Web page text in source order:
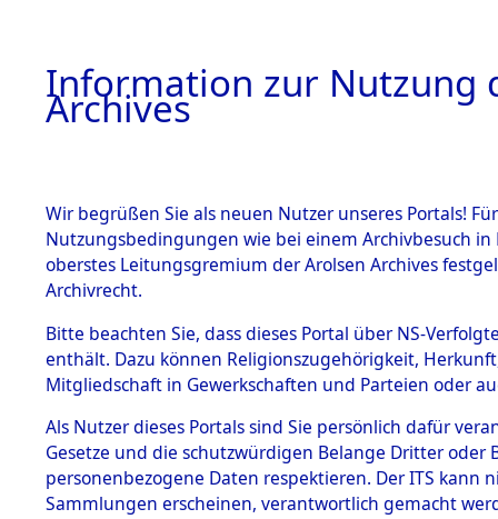
BESTÄNDE
1.
mente
5. Verschiedenes
5.3
Todesmärsche
0044
Information zur Nutzung
Archives
Wir begrüßen Sie als neuen Nutzer unseres Portals!
Nutzungsbedingungen wie bei einem Archivbesuch
oberstes Leitungsgremium der Arolsen Archives
Archivrecht.
Bitte beachten Sie, dass dieses Portal über NS-
enthält. Dazu können Religionszugehörigkeit,
Mitgliedschaft in Gewerkschaften und Parteien oder
Als Nutzer dieses Portals sind Sie persönlich dafür
Gesetze und die schutzwürdigen Belange Dritter
personenbezogene Daten respektieren. Der ITS
Sammlungen erscheinen, verantwortlich gemacht